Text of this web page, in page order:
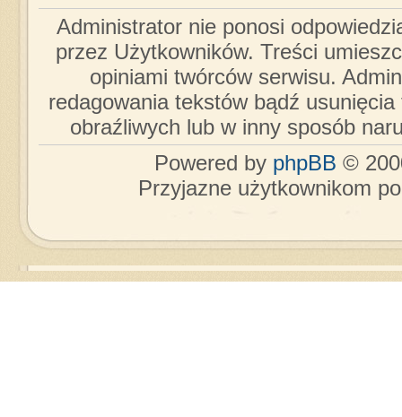
Administrator nie ponosi
przez Użytkowników. Treści
opiniami twórców serwisu.
redagowania tekstów bądź
obraźliwych lub w inny sposób
Powered by phpBB ©
Przyjazne użytkownikom